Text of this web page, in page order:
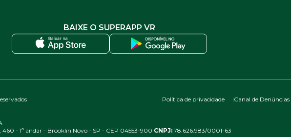
BAIXE O SUPERAPP VR
Política de privacidade Canal de Denúncias
460 - 1º andar - Brooklin Novo - SP - CEP 04553-900 CNPJ: 78.626.983/0001-63